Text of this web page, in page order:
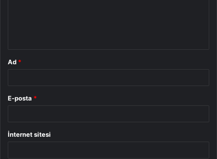
Ad *
E-posta *
İnternet sitesi